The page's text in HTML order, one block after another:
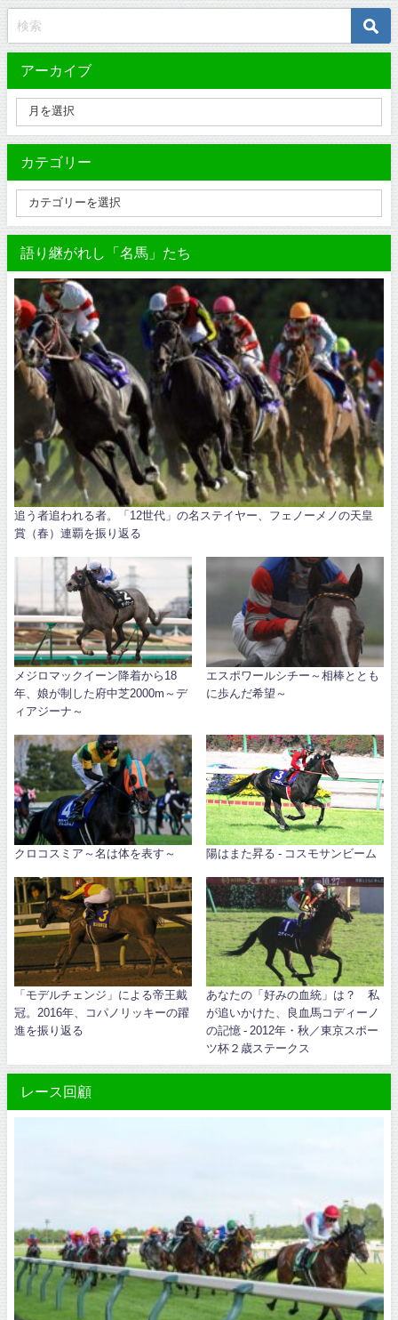
アーカイブ
カテゴリー
語り継がれし「名馬」たち
追う者追われる者。「12世代」の名ステイヤー、フェノーメノの天皇
賞（春）連覇を振り返る
メジロマックイーン降着から18
年、娘が制した府中芝2000m～デ
ィアジーナ～
エスポワールシチー～相棒ととも
に歩んだ希望～
クロコスミア～名は体を表す～ 陽はまた昇る - コスモサンビーム
「モデルチェンジ」による帝王戴
冠。2016年、コパノリッキーの躍
進を振り返る
あなたの「好みの血統」は？ 私
が追いかけた、良血馬コディーノ
の記憶 - 2012年・秋／東京スポー
ツ杯２歳ステークス
レース回顧